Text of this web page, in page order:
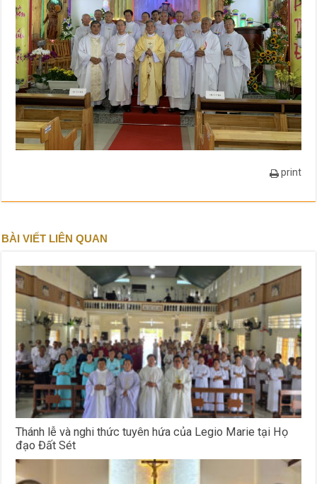
print
BÀI VIẾT LIÊN QUAN
Thánh lễ và nghi thức tuyên hứa của Legio Marie tại Họ
đạo Đất Sét